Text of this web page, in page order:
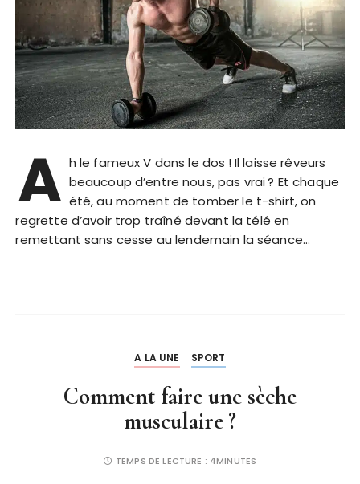
A h le fameux V dans le dos ! Il laisse rêveurs
beaucoup d’entre nous, pas vrai ? Et chaque
été, au moment de tomber le t-shirt, on
regrette d’avoir trop traîné devant la télé en
remettant sans cesse au lendemain la séance…
A LA UNE SPORT
Comment faire une sèche
musculaire ?
TEMPS DE LECTURE : 4MINUTES